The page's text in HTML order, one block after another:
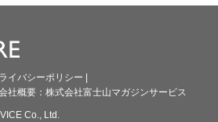
イバシーポリシー
社概要： 株式会社富士山マガジンサービス
Co., Ltd.